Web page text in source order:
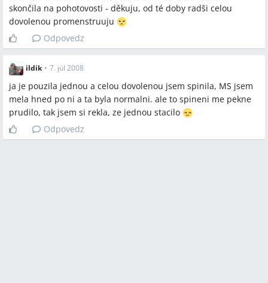
skončila na pohotovosti - děkuju, od té doby radši celou
dovolenou promenstruuju
Odpovedz
ildik • 7. júl 2008
ja je pouzila jednou a celou dovolenou jsem spinila, MS jsem
mela hned po ni a ta byla normalni. ale to spineni me pekne
prudilo, tak jsem si rekla, ze jednou stacilo
Odpovedz